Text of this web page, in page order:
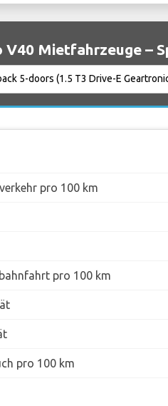
V40 Mietfahrzeuge –
pro 100 km
pro 100 km
pro 100 km